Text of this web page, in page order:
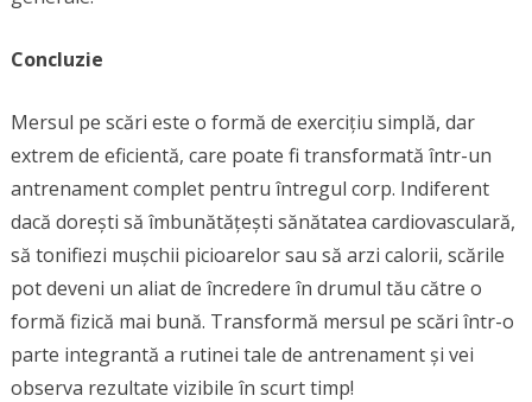
Concluzie
Mersul pe scări este o formă de exercițiu simplă, dar
extrem de eficientă, care poate fi transformată într-un
antrenament complet pentru întregul corp. Indiferent
dacă dorești să îmbunătățești sănătatea cardiovasculară,
să tonifiezi mușchii picioarelor sau să arzi calorii, scările
pot deveni un aliat de încredere în drumul tău către o
formă fizică mai bună. Transformă mersul pe scări într-o
parte integrantă a rutinei tale de antrenament și vei
observa rezultate vizibile în scurt timp!